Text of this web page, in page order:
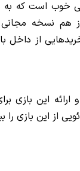
خوب است که به
هم نسخه مجانی
از داخل
این بازی
از این بازی را